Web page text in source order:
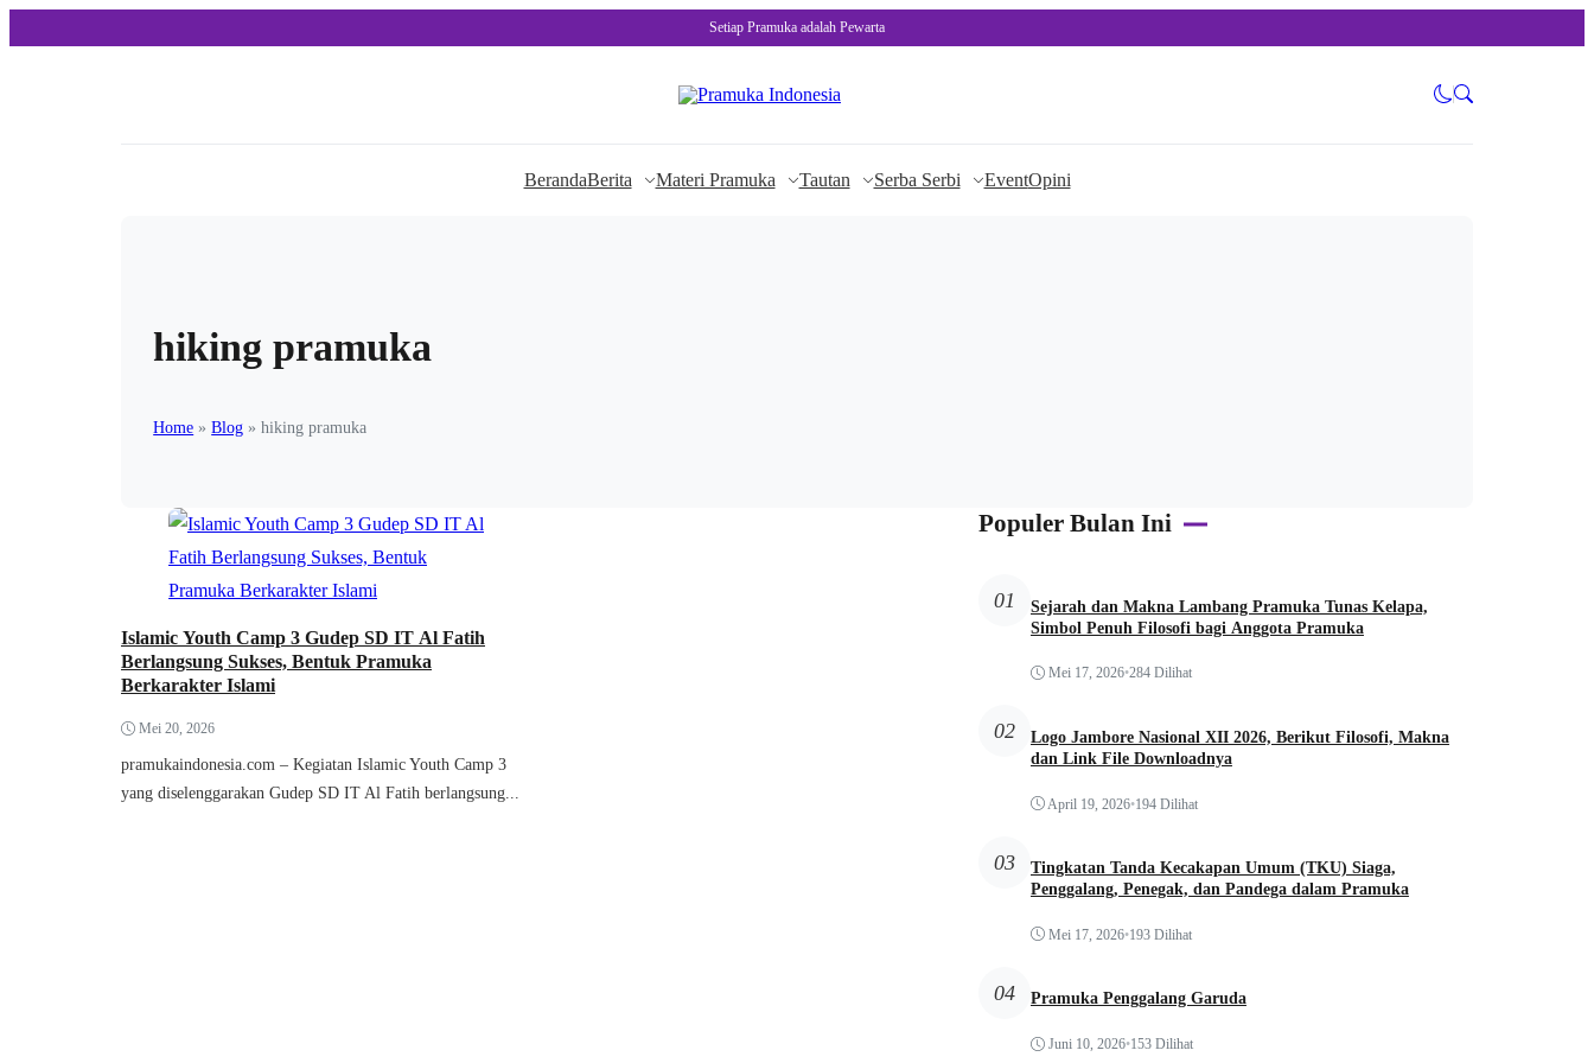
Setiap Pramuka adalah Pewarta
BerandaBerita Materi Pramuka Tautan Serba Serbi EventOpini
hiking pramuka
Home »Blog »hiking pramuka
Islamic Youth Camp 3 Gudep SD IT Al Fatih
Berlangsung Sukses, Bentuk Pramuka
Berkarakter Islami
Mei 20, 2026
pramukaindonesia.com – Kegiatan Islamic Youth Camp 3
yang diselenggarakan Gudep SD IT Al Fatih berlangsung...
Populer Bulan Ini
01
Sejarah dan Makna Lambang Pramuka Tunas Kelapa,
Simbol Penuh Filosofi bagi Anggota Pramuka
Mei 17, 2026•284 Dilihat
02
Logo Jambore Nasional XII 2026, Berikut Filosofi, Makna
dan Link File Downloadnya
April 19, 2026•194 Dilihat
03
Tingkatan Tanda Kecakapan Umum (TKU) Siaga,
Penggalang, Penegak, dan Pandega dalam Pramuka
Mei 17, 2026•193 Dilihat
04 Pramuka Penggalang Garuda
Juni 10, 2026•153 Dilihat